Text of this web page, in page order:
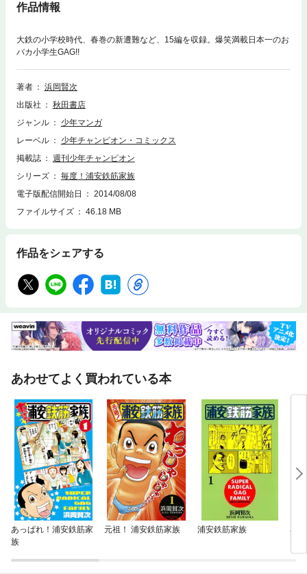
作品情報
大鉄の小学校時代、春巻の新遭難など、15編を収録。爆笑満載日本一のお
バカ小学生GAG!!
著者
浜岡賢次
出版社
秋田書店
ジャンル
少年マンガ
レーベル
少年チャンピオン・コミックス
掲載誌
週刊少年チャンピオン
シリーズ
毎度！浦安鉄筋家族
電子版配信開始日
2014/08/08
ファイルサイズ
46.18 MB
作品をシェアする
あわせてよく買われている本
あっぱれ！浦安鉄筋家
族
元祖！ 浦安鉄筋家族 浦安鉄筋家族 名